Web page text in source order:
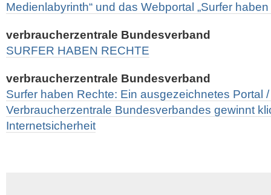
Medienlabyrinth“ und das Webportal „Surfer haben
verbraucherzentrale Bundesverband
SURFER HABEN RECHTE
verbraucherzentrale Bundesverband
Surfer haben Rechte: Ein ausgezeichnetes Portal
Verbraucherzentrale Bundesverbandes gewinnt
Internetsicherheit